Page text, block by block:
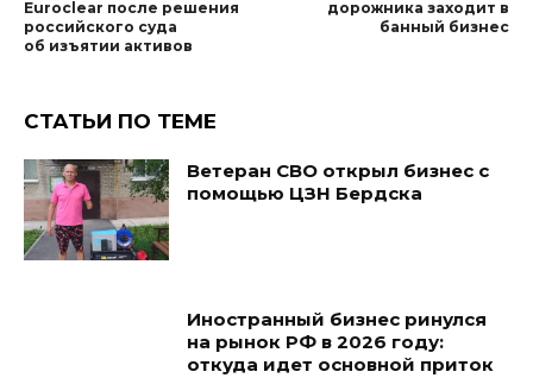
Euroclear после решения
российского суда
об изъятии активов
дорожника заходит в
банный бизнес
СТАТЬИ ПО ТЕМЕ
Ветеран СВО открыл бизнес с
помощью ЦЗН Бердска
Иностранный бизнес ринулся
на рынок РФ в 2026 году:
откуда идет основной приток